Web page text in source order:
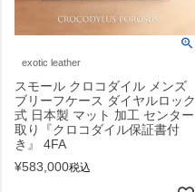
exotic leather
スモール クロコダイル メンズ
ブリーフケース ダイヤルロック
式 日本製 マット 加工 センター
取り『クロコダイル保証書付
き』 4FA
¥583,000税込